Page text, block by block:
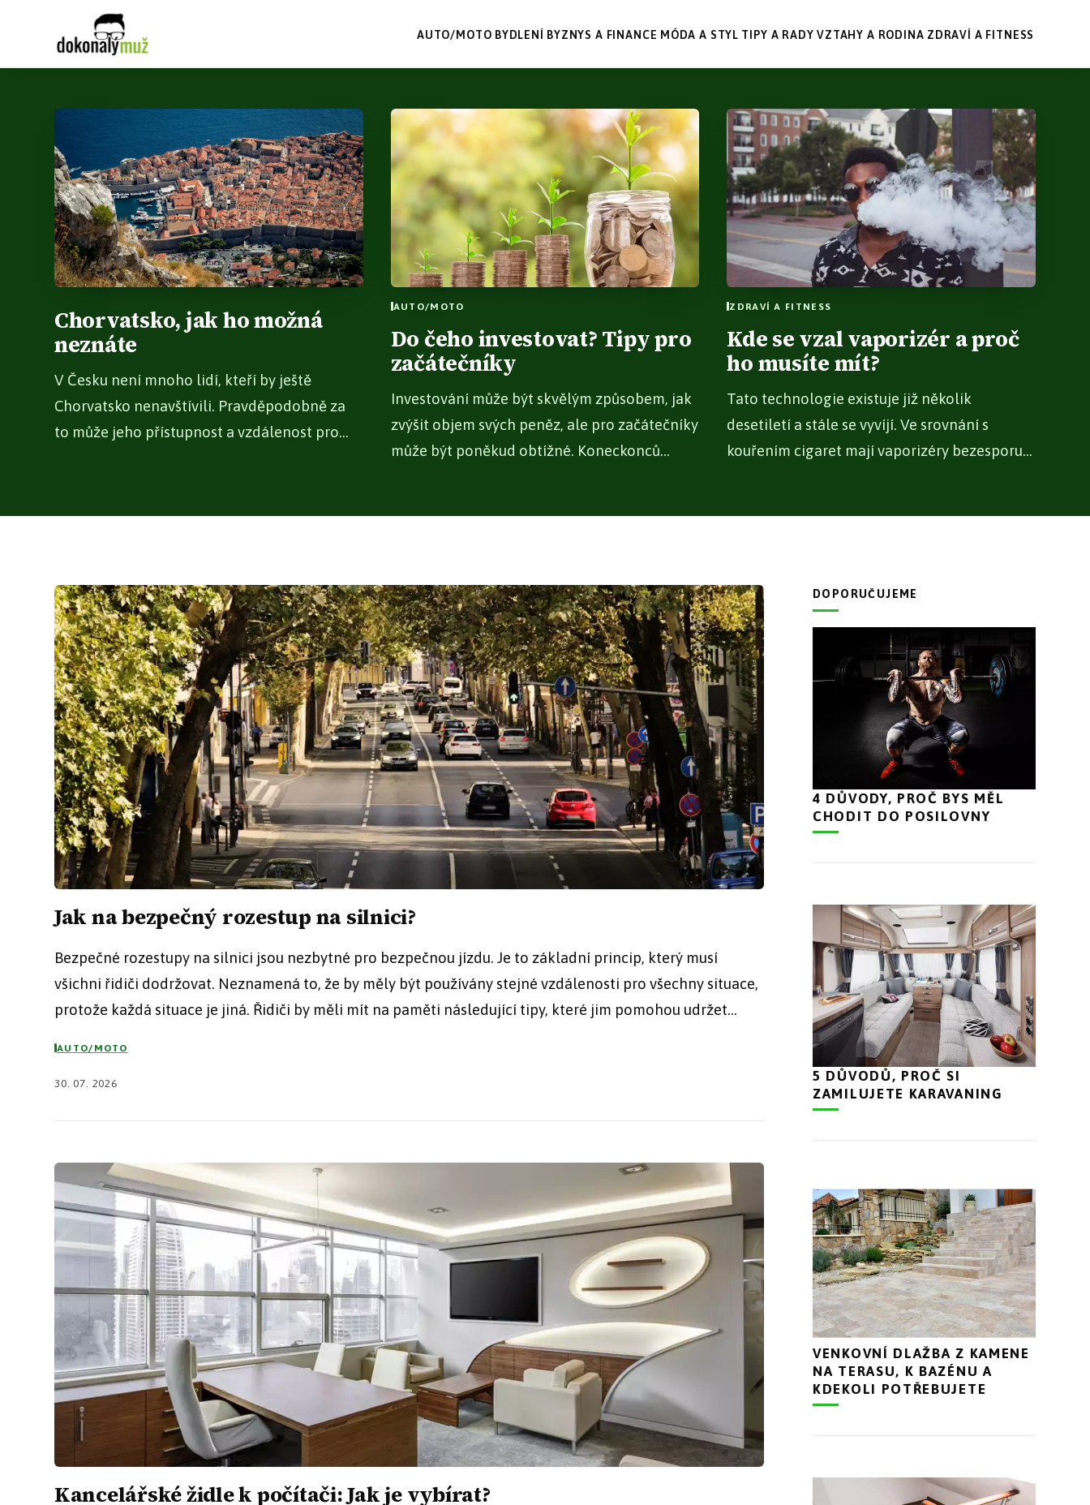
AUTO/MOTO BYDLENÍ BYZNYS A FINANCE MÓDA A STYL TIPY A RADY VZTAHY A RODINA ZDRAVÍ A FITNESS
Chorvatsko, jak ho možná
neznáte
V Česku není mnoho lidí, kteří by ještě
Chorvatsko nenavštívili. Pravděpodobně za
to může jeho přístupnost a vzdálenost pro
Do čeho investovat? Tipy pro
začátečníky
Investování může být skvělým způsobem, jak
zvýšit objem svých peněz, ale pro začátečníky
může být poněkud obtížné. Koneckonců...
AUTO/MOTO
Kde se vzal vaporizér a proč
ho musíte mít?
Tato technologie existuje již několik
desetiletí a stále se vyvíjí. Ve srovnání s
kouřením cigaret mají vaporizéry bezesporu...
ZDRAVÍ A FITNESS
Jak na bezpečný rozestup na silnici?
Bezpečné rozestupy na silnici jsou nezbytné pro bezpečnou jízdu. Je to základní princip, který musí
všichni řidiči dodržovat. Neznamená to, že by měly být používány stejné vzdálenosti pro všechny situace,
protože každá situace je jiná. Řidiči by měli mít na paměti následující tipy, které jim pomohou udržet...
AUTO/MOTO
30. 07. 2026
Kancelářské židle k počítači: Jak je vybírat?
DOPORUČUJEME
4 DŮVODY, PROČ BYS MĚL
CHODIT DO POSILOVNY
5 DŮVODŮ, PROČ SI
ZAMILUJETE KARAVANING
VENKOVNÍ DLAŽBA Z KAMENE
NA TERASU, K BAZÉNU A
KDEKOLI POTŘEBUJETE